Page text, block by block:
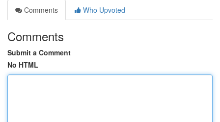
Comments
Who Upvoted
Comments
Submit a Comment
No HTML